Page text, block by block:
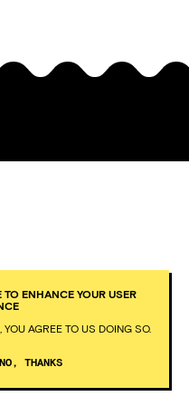
ENHANCE YOUR USER
AGREE TO US DOING SO.
NO, THANKS